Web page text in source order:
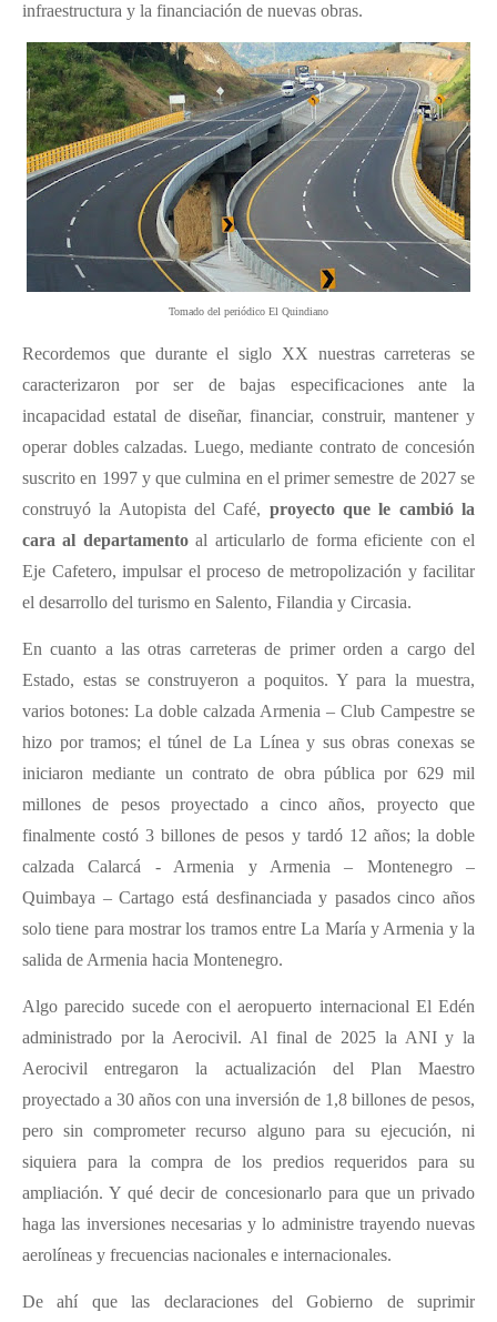
infraestructura y la financiación de nuevas obras.
Tomado del periódico El Quindiano
Recordemos que durante el siglo XX nuestras carreteras se
caracterizaron por ser de bajas especificaciones ante la
incapacidad estatal de diseñar, financiar, construir, mantener y
operar dobles calzadas. Luego, mediante contrato de concesión
suscrito en 1997 y que culmina en el primer semestre de 2027 se
construyó la Autopista del Café, proyecto que le cambió la
cara al departamentoal articularlo de forma eficiente con el
Eje Cafetero, impulsar el proceso de metropolización y facilitar
el desarrollo del turismo en Salento, Filandia y Circasia.
En cuanto a las otras carreteras de primer orden a cargo del
Estado, estas se construyeron a poquitos. Y para la muestra,
varios botones: La doble calzada Armenia – Club Campestre se
hizo por tramos; el túnel de La Línea y sus obras conexas se
iniciaron mediante un contrato de obra pública por 629 mil
millones de pesos proyectado a cinco años, proyecto que
finalmente costó 3 billones de pesos y tardó 12 años; la doble
calzada Calarcá - Armenia y Armenia – Montenegro –
Quimbaya – Cartago está desfinanciada y pasados cinco años
solo tiene para mostrar los tramos entre La María y Armenia y la
salida de Armenia hacia Montenegro.
Algo parecido sucede con el aeropuerto internacional El Edén
administrado por la Aerocivil. Al final de 2025 la ANI y la
Aerocivil entregaron la actualización del Plan Maestro
proyectado a 30 años con una inversión de 1,8 billones de pesos,
pero sin comprometer recurso alguno para su ejecución, ni
siquiera para la compra de los predios requeridos para su
ampliación. Y qué decir de concesionarlo para que un privado
haga las inversiones necesarias y lo administre trayendo nuevas
aerolíneas y frecuencias nacionales e internacionales.
De ahí que las declaraciones del Gobierno de suprimir